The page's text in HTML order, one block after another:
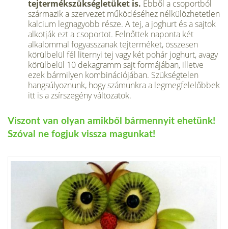
tejtermékszükségletüket is. Ebből a csoportból
származik a szervezet működéséhez nélkülözhetetlen
kalcium legnagyobb része. A tej, a joghurt és a sajtok
alkotják ezt a csoportot. Felnőttek naponta két
alkalommal fogyasszanak tejterméket, összesen
körülbelül fél liternyi tej vagy két pohár joghurt, avagy
körülbelül 10 dekagramm sajt formájában, illetve
ezek bármilyen kombinációjában. Szükségtelen
hangsúlyoznunk, hogy számunkra a legmegfelelőbbek
itt is a zsírszegény változatok.
Viszont van olyan amikből bármennyit ehetünk!
Szóval ne fogjuk vissza magunkat!